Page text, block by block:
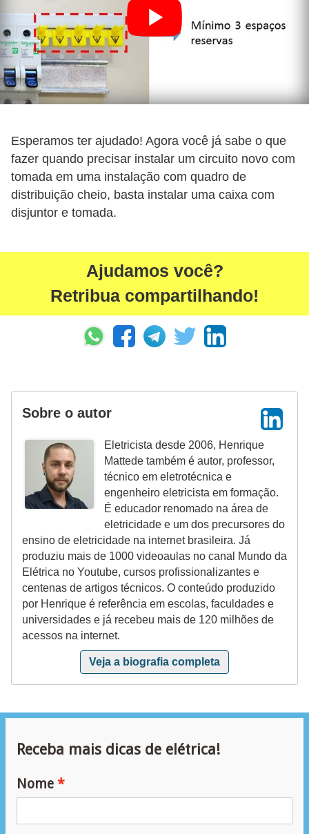
Esperamos ter ajudado! Agora você já sabe o que
fazer quando precisar instalar um circuito novo com
tomada em uma instalação com quadro de
distribuição cheio, basta instalar uma caixa com
disjuntor e tomada.
Ajudamos você?
Retribua compartilhando!
Sobre o autor
Eletricista desde 2006, Henrique
Mattede também é autor, professor,
técnico em eletrotécnica e
engenheiro eletricista em formação.
É educador renomado na área de
eletricidade e um dos precursores do
ensino de eletricidade na internet brasileira. Já
produziu mais de 1000 videoaulas no canal Mundo da
Elétrica no Youtube, cursos profissionalizantes e
centenas de artigos técnicos. O conteúdo produzido
por Henrique é referência em escolas, faculdades e
universidades e já recebeu mais de 120 milhões de
acessos na internet.
Veja a biografia completa
Receba mais dicas de elétrica!
Nome
ã
o
e
l
é
i
c
a
r
s
e
l
s
t
u
m
e
n
t
e
d
i
ç